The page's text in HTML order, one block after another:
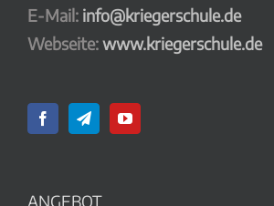
E-Mail: info@kriegerschule.de
Webseite:www.kriegerschule.de
ANGEBOT